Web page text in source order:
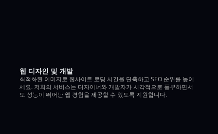
웹 디자인 및 개발
최적화된 이미지로 웹사이트 로딩 시간을 단축하고 SEO 순위를 높이
세요. 저희의 서비스는 디자이너와 개발자가 시각적으로 풍부하면서
도 성능이 뛰어난 웹 경험을 제공할 수 있도록 지원합니다.